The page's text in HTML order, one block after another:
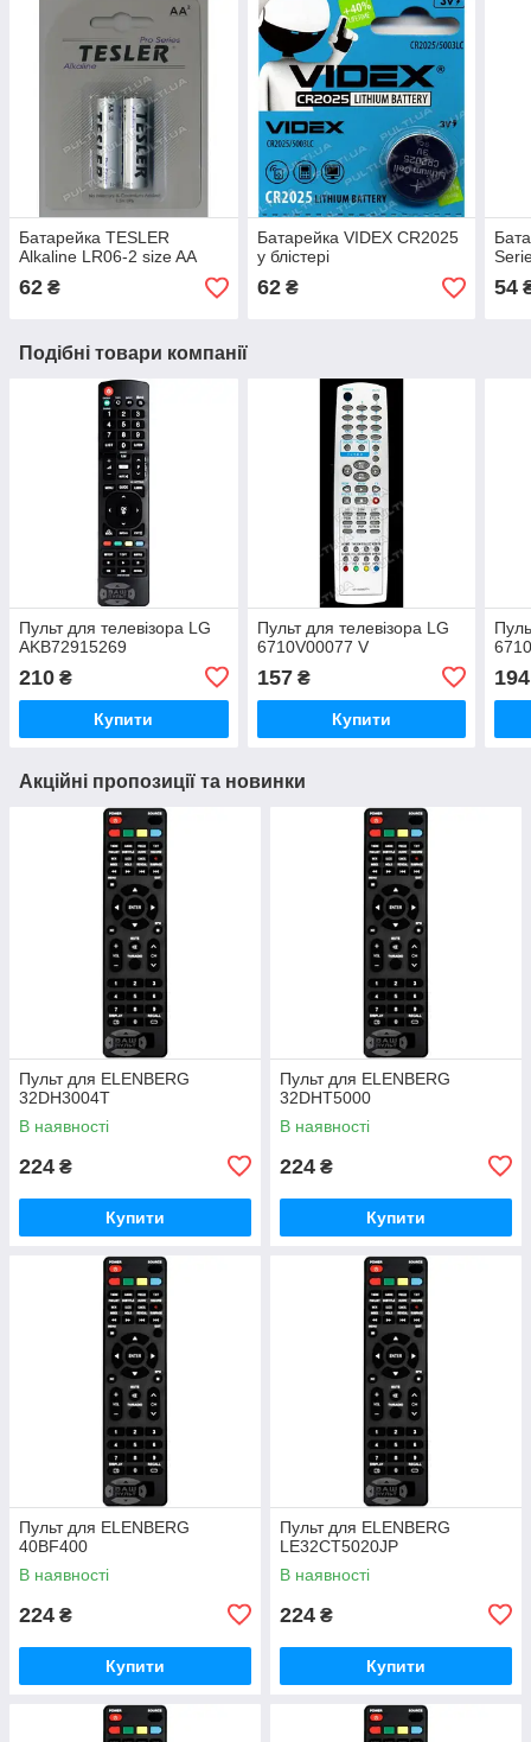
Батарейка TESLER
Alkaline LR06-2 size AA
62 ₴
Батарейка VIDEX CR2025
у блістері
62₴ 54
Подібні товари компанії
Пульт для телевізора LG
AKB72915269
210 ₴
Купити
Пульт для телевізора LG
6710V00077 V
157₴
Купити
194
Акційні пропозиції та новинки
Пульт для ELENBERG
32DH3004T
В наявності
224 ₴
Купити
Пульт для ELENBERG
32DHT5000
В наявності
224 ₴
Купити
Пульт для ELENBERG
40BF400
В наявності
224 ₴
Купити
Пульт для ELENBERG
LE32CT5020JP
В наявності
224 ₴
Купити